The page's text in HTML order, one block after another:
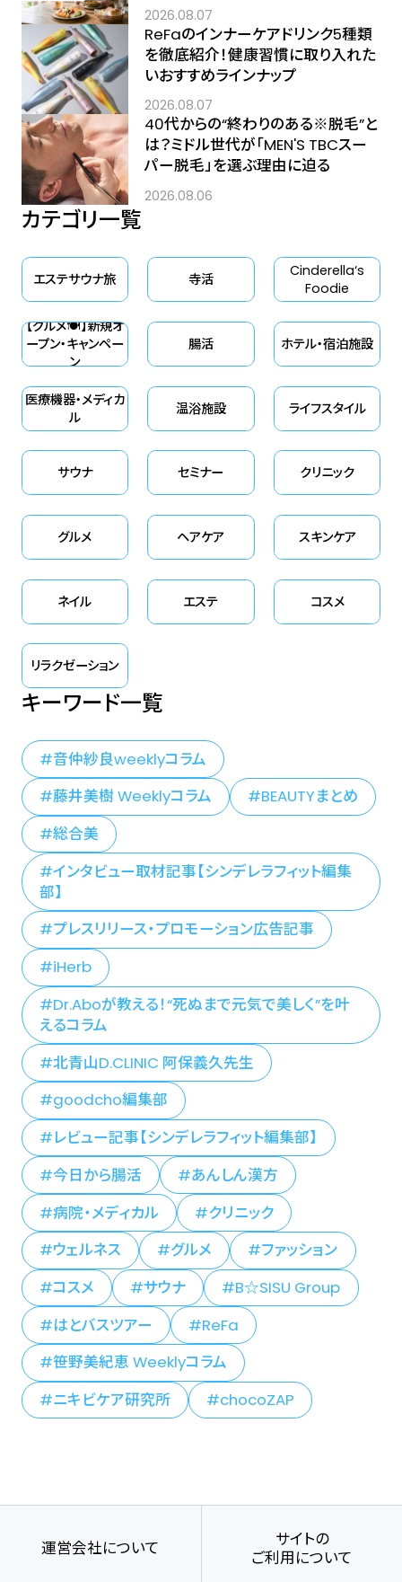
2026.08.07
ReFaのインナーケアドリンク5種類
を徹底紹介！健康習慣に取り入れた
いおすすめラインナップ
2026.08.07
40代からの“終わりのある※脱毛”と
は？ミドル世代が「MEN'S TBCスー
パー脱毛」を選ぶ理由に迫る
2026.08.06
カテゴリ一覧
エステサウナ旅 寺活
Cinderella‘s
Foodie
【グルメ🍽】新規オ
ープン・キャンペー
ン
腸活 ホテル・宿泊施設
医療機器・メディカ
ル
温浴施設 ライフスタイル
サウナ セミナー クリニック
グルメ ヘアケア スキンケア
ネイル エステ コスメ
リラクゼーション
キーワード一覧
音仲紗良weeklyコラム
藤井美樹 Weeklyコラム
BEAUTYまとめ
総合美
インタビュー取材記事【シンデレラフィット編集
部】
プレスリリース・プロモーション広告記事
iHerb
Dr.Aboが教える！“死ぬまで元気で美しく”を叶
えるコラム
北青山D.CLINIC 阿保義久先生
goodcho編集部
レビュー記事【シンデレラフィット編集部】
今日から腸活
あんしん漢方
病院・メディカル
クリニック
ウェルネス
グルメ
ファッション
コスメ
サウナ
B☆SISU Group
はとバスツアー
ReFa
笹野美紀恵 Weeklyコラム
ニキビケア研究所
chocoZAP
運営会社について
サイトの
ご利用について